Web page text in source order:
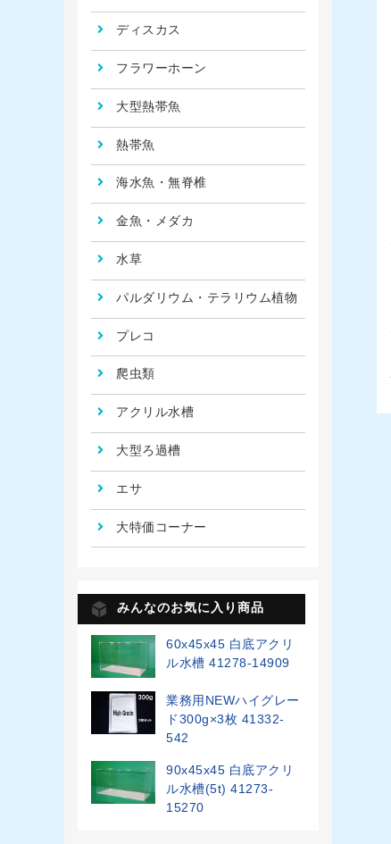
ディスカス
フラワーホーン
大型熱帯魚
熱帯魚
海水魚・無脊椎
金魚・メダカ
水草
パルダリウム・テラリウム植物
プレコ
爬虫類
アクリル水槽
大型ろ過槽
エサ
大特価コーナー
みんなのお気に入り商品
60x45x45 白底アクリ
ル水槽 41278-14909
業務用NEWハイグレー
ド300g×3枚 41332-
542
90x45x45 白底アクリ
ル水槽(5t) 41273-
15270